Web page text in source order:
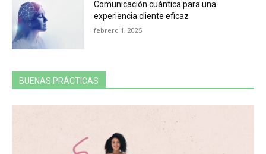
Comunicación cuántica para una
experiencia cliente eficaz
febrero 1, 2025
BUENAS PRÁCTICAS